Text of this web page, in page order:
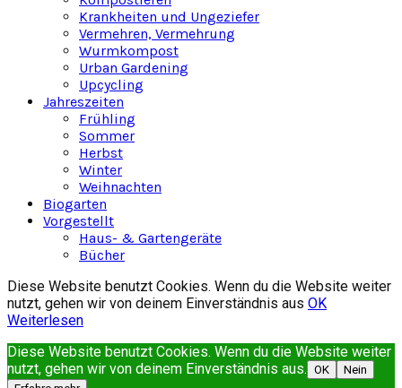
Krankheiten und Ungeziefer
Vermehren, Vermehrung
Wurmkompost
Urban Gardening
Upcycling
Jahreszeiten
Frühling
Sommer
Herbst
Winter
Weihnachten
Biogarten
Vorgestellt
Haus- & Gartengeräte
Bücher
Diese Website benutzt Cookies. Wenn du die Website weiter
nutzt, gehen wir von deinem Einverständnis aus OK
Weiterlesen
Diese Website benutzt Cookies. Wenn du die Website weiter
nutzt, gehen wir von deinem Einverständnis aus. OK
Nein